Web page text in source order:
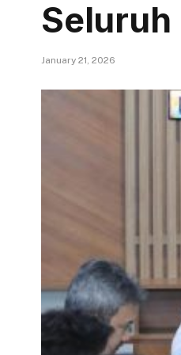
Seluruh
January 21, 2026